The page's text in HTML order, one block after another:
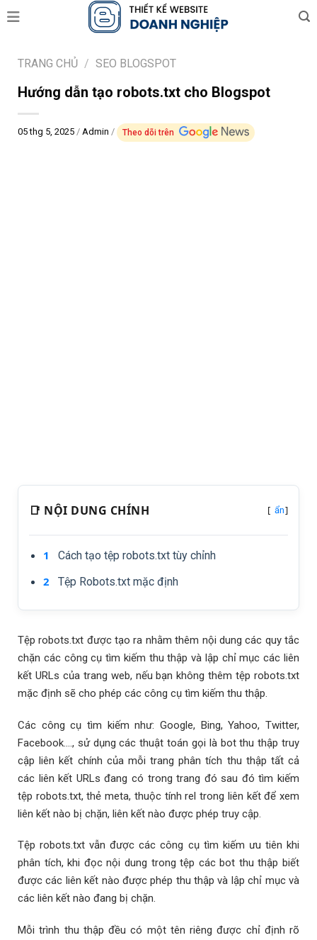
Skip
to
TRANG CHỦ / SEO BLOGSPOT
Hướng dẫn tạo robots.txt cho Blogspot
05 thg 5, 2025 / Admin / Theo dõi trên
📑 NỘI DUNG CHÍNH [ ẩn]
Cách tạo tệp robots.txt tùy chỉnh
Tệp Robots.txt mặc định
Tệp robots.txt được tạo ra nhằm thêm nội dung các quy tắc
chặn các công cụ tìm kiếm thu thập và lập chỉ mục các liên
kết URLs của trang web, nếu bạn không thêm tệp robots.txt
mặc định sẽ cho phép các công cụ tìm kiếm thu thập.
Các công cụ tìm kiếm như: Google, Bing, Yahoo, Twitter,
Facebook...., sử dụng các thuật toán gọi là bot thu thập truy
cập liên kết chính của mỗi trang phân tích thu thập tất cả
các liên kết URLs đang có trong trang đó sau đó tìm kiếm
tệp robots.txt, thẻ meta, thuộc tính rel trong liên kết để xem
liên kết nào bị chặn, liên kết nào được phép truy cập.
Tệp robots.txt vẫn được các công cụ tìm kiếm ưu tiên khi
phân tích, khi đọc nội dung trong tệp các bot thu thập biết
được các liên kết nào được phép thu thập và lập chỉ mục và
các liên kết nào đang bị chặn.
Mỗi trình thu thập đều có một tên riêng được chỉ định rõ